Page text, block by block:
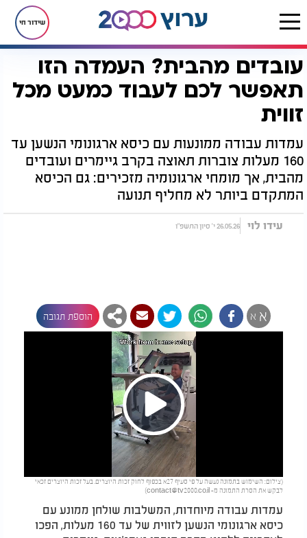
שידור חי
דף הבית רץ בוואטסאפ עובדים מהבית? העמדה הזו תאפשר לכם לעבוד כמעט מכל זווית
עובדים מהבית? העמדה הזו
תאפשר לכם לעבוד כמעט מכל
זווית
עמדות עבודה ממונעות עם כיסא ארגונומי הנשען עד
160 מעלות צוברות תאוצה בקרב גיימרים ועובדים
מהבית, אך מומחי ארגונומיה מזכירים: גם הכיסא
המתקדם ביותר לא מחליף תנועה
עידו לוי 26.05.26 י' סיון התשפ"ו
א א הוספת תגובה
Play
Video
(צילום: השימוש בתמונה נעשה על פי סעיף 27א בכפוף לחוק זכות היוצרים. בעל זכות היוצרים זכאי
לבקש את הסרת התמונה מ- contact@tv2000.co.il
)
עמדות עבודה מיוחדות, המשלבות שולחן ממונע עם
כיסא ארגונומי הנשען לזווית של עד 160 מעלות, הפכו